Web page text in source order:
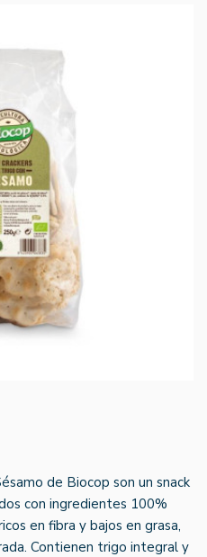
de Biocop son un snack
con ingredientes 100%
en fibra y bajos en grasa,
Contienen trigo integral y